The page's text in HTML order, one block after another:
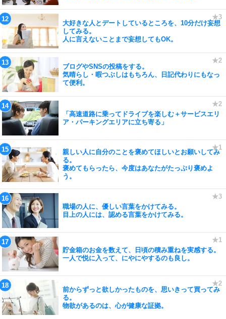
大好きな人とデートしているところを、10分だけ妄想
してみる。
人に言えないことまで妄想してもOK。
ブログやSNSの投稿をする。
気晴らし・暇つぶしはもちろん、日記代わりにもなっ
て便利。
「高速道路に乗ってドライブを楽しむ＋サービスエリ
ア・パーキングエリアに立ち寄る」
親しい人に自分のことを褒めてほしいとお願いしてみ
る。
褒めてもらったら、今度はあなたがたっぷり褒めよ
う。
職場の人に、優しい言葉をかけてみる。
目上の人には、認める言葉をかけてみる。
貯金箱のお金を数えて、日頃の積み重ねを実感する。
一人で悦に入って、にやにやするのも良し。
前からずっと欲しかったものを、思いきって買ってみ
る。
物欲があるのは、心が健康な証拠。